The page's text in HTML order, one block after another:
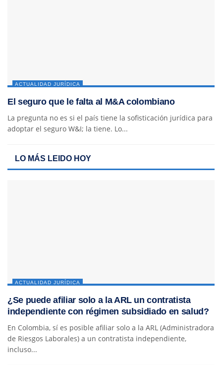
ACTUALIDAD JURÍDICA
El seguro que le falta al M&A colombiano
La pregunta no es si el país tiene la sofisticación jurídica para
adoptar el seguro W&I; la tiene. Lo...
LO MÁS LEIDO HOY
ACTUALIDAD JURÍDICA
¿Se puede afiliar solo a la ARL un contratista
independiente con régimen subsidiado en salud?
En Colombia, sí es posible afiliar solo a la ARL (Administradora
de Riesgos Laborales) a un contratista independiente,
incluso...